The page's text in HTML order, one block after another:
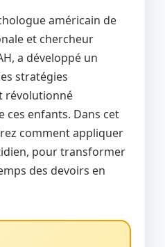
américain de
et chercheur
a développé un
stratégies
révolutionné
ces enfants. Dans cet
comment appliquer
pour transformer
des devoirs en